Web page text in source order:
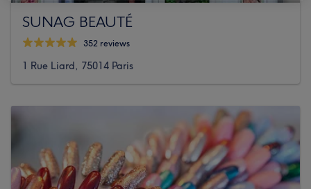
SUNAG BEAUTÉ
352 reviews
1 Rue Liard, 75014 Paris